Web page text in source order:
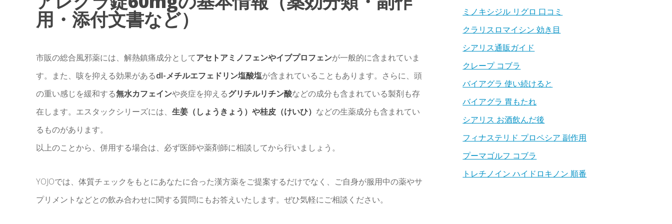
用・添付文書など）
市販の総合風邪薬には、解熱鎮痛成分としてアセトアミノフェンやイブプロフェンが一般的に含まれていま
す。また、咳を抑える効果があるdl-メチルエフェドリン塩酸塩が含まれていることもあります。さらに、頭
の重い感じを緩和する無水カフェインや炎症を抑えるグリチルリチン酸などの成分も含まれている製剤も存
在します。エスタックシリーズには、 生姜（しょうきょう）や桂皮（けいひ） などの生薬成分も含まれてい
るものがあります。
以上のことから、併用する場合は、必ず医師や薬剤師に相談してから行いましょう。
YOJOでは、体質チェックをもとにあなたに合った漢方薬をご提案するだけでなく、ご自身が服用中の薬やサ
プリメントなどとの飲み合わせに関する質問にもお答えいたします。ぜひ気軽にご相談ください。
ミノキシジル リグロ 口コミ
クラリスロマイシン 効き目
シアリス通販ガイド
クレープ コブラ
バイアグラ 使い続けると
バイアグラ 胃もたれ
シアリス お酒飲んだ後
フィナステリド プロペシア 副作用
プーマゴルフ コブラ
トレチノイン ハイドロキノン 順番